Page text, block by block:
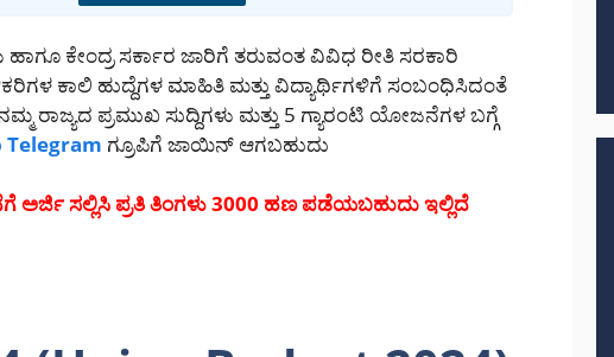
ಕೇಂದ್ರ ಸರ್ಕಾರ ಜಾರಿಗೆ ತರುವಂತ ವಿವಿಧ ರೀತಿ ಸರಕಾರಿ
ಕಾಲಿ ಹುದ್ದೆಗಳ ಮಾಹಿತಿ ಮತ್ತು ವಿದ್ಯಾರ್ಥಿಗಳಿಗೆ ಸಂಬಂಧಿಸಿದಂತೆ
ರಾಜ್ಯದ ಪ್ರಮುಖ ಸುದ್ದಿಗಳು ಮತ್ತು 5 ಗ್ಯಾರಂಟಿ ಯೋಜನೆಗಳ ಬಗ್ಗೆ
Telegram ಗ್ರೂಪಿಗೆ ಜಾಯಿನ್ ಆಗಬಹುದು
ಸಲ್ಲಿಸಿ ಪ್ರತಿ ತಿಂಗಳು 3000 ಹಣ ಪಡೆಯಬಹುದು ಇಲ್ಲಿದೆ